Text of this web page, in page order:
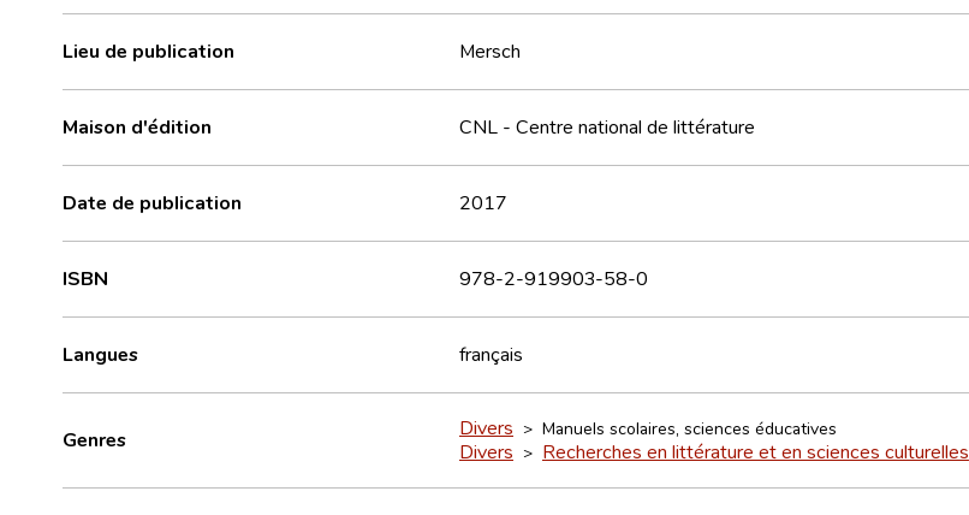
Lieu de publication Mersch
Maison d'édition CNL - Centre national de littérature
Date de publication 2017
ISBN 978-2-919903-58-0
Langues français
Genres Divers > Manuels scolaires, sciences éducatives
Divers > Recherches en littérature et en sciences culturelles